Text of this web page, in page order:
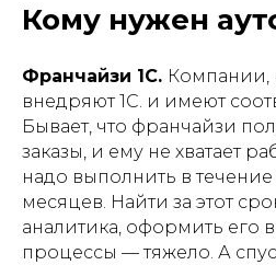
Кому нужен
Франчайзи 1С. Компании,
внедряют 1С. и имеют
Бывает, что франчайзи
заказы, и ему не хватает
надо выполнить в
месяцев. Найти за этот
аналитика, оформить его в
процессы — тяжело. А